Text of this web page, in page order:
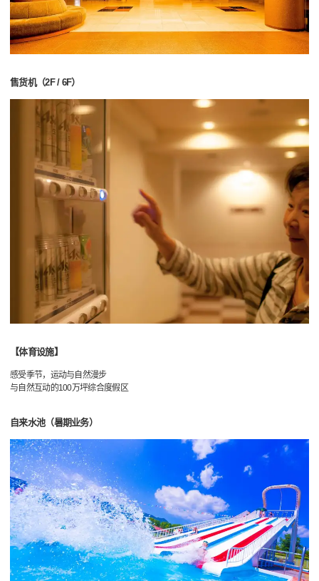
售货机（2F / 6F）
【体育设施】
感受季节，运动与自然漫步
与自然互动的100万坪综合度假区
自来水池（暑期业务）